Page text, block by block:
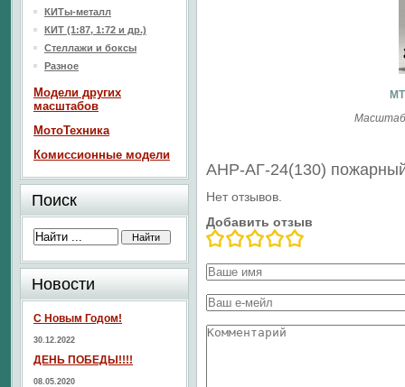
АНР-АГ-24(130)
Нет отзывов.
Добавить отзыв
КИТы-металл
КИТ (1:87, 1:72 и др.)
Стеллажи и боксы
Разное
Модели других
масштабов
МотоТехника
Комиссионные модели
Поиск
Новости
С Новым Годом!
30.12.2022
ДЕНЬ ПОБЕДЫ!!!!
08.05.2020